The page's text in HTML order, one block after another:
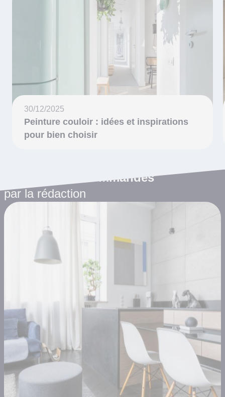
30/12/2025
Peinture couloir : idées et inspirations
pour bien choisir
Les articles recommandés
par la rédaction